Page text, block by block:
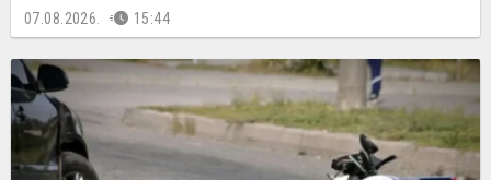
07.08.2026. 15:44